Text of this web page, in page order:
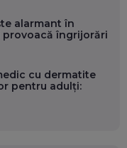
BANK: AUTOMATIZĂM
alarmant în
provoacă îngrijorări
cu dermatite
pentru adulți: